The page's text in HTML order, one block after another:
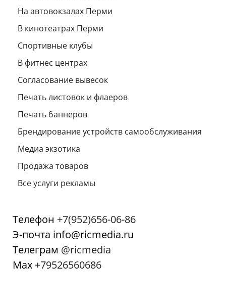
На автовокзалах Перми
В кинотеатрах Перми
Спортивные клубы
В фитнес центрах
Согласование вывесок
Печать листовок и флаеров
Печать баннеров
Брендирование устройств самообслуживания
Медиа экзотика
Продажа товаров
Все услуги рекламы
Телефон +7(952)656-06-86
Э-почта info@ricmedia.ru
Телеграм @ricmedia
Мах +79526560686